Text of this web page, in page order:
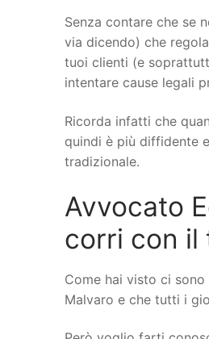
Senza contare che se
via dicendo) che
tuoi clienti (e
intentare cause legali
Ricorda infatti che
quindi è più diffidente
tradizionale.
Avvocato
corri con il
Come hai visto ci
Malvaro e che tutti i